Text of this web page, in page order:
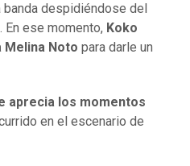
despidiéndose del
ese momento, Koko
Melina Noto para darle un
aprecia los momentos
en el escenario de